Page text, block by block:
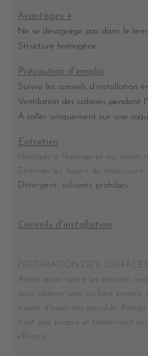
Avantages +
Ne se désagrège pas dans le
Structure homogène
Précaution d'emploi
Suivre les conseils d'installation
Ventilation des cabines pendant
A coller uniquement sur une
Entretien
Nettoyer à l'éponge et au savon
Eliminer les foyers de moisissure
Détergent, solvants prohibés.
Conseils d'installation
PREPARATION DES
Après avoir retiré les anciens
pour obtenir une surface propre,
moins d'aspérités possible.
n'est pas propre et totalement
efficace